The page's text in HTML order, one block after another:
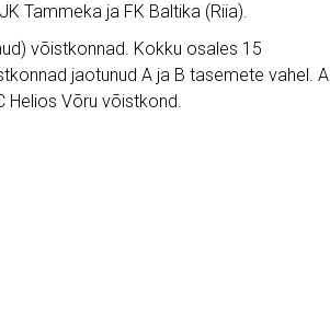
Tammeka ja FK Baltika (Riia).
võistkonnad. Kokku osales 15
jaotunud A ja B tasemete vahel. A
Helios Võru võistkond.